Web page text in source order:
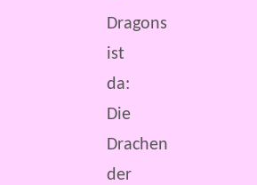
Dragons
ist
da:
Die
Drachen
der